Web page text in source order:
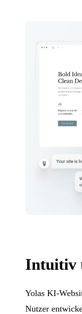
Intuitiv
Yolas KI-
Nutzer